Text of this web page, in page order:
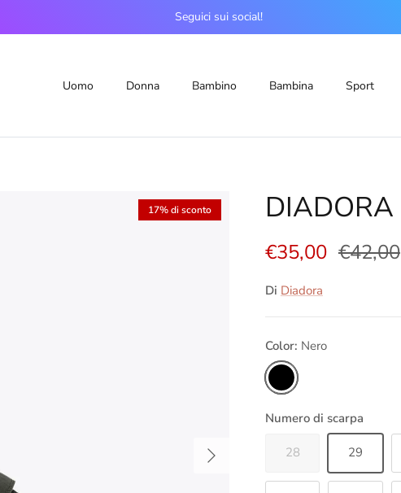
Seguici sui social!
Uomo Donna Bambino Bambina Sport
Avanti
17% di sconto DIADORA
€35,00 €42,00
Di Diadora
Color: Nero
Nero
Numero di scarpa
28 29